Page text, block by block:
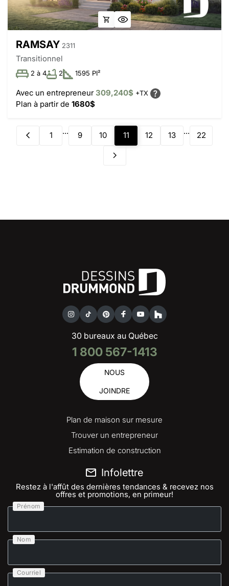
RAMSAY 2311
Transitionnel
2 à 4 2 1595 PI²
Avec un entrepreneur309,240$ +TX
Plan à partir de 1680$
1 ... 9 10 11 12 13 ... 22
30 bureaux au Québec
1 800 567-1413
NOUS
JOINDRE
Plan de maison sur mesure
Trouver un entrepreneur
Estimation de construction
Infolettre
Restez à l'affût des dernières tendances & recevez nos
offres et promotions, en primeur!
Prénom
Nom
Courriel